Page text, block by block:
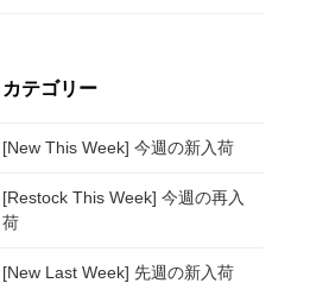
カテゴリー
[New This Week] 今週の新入荷
[Restock This Week] 今週の再入
荷
[New Last Week] 先週の新入荷